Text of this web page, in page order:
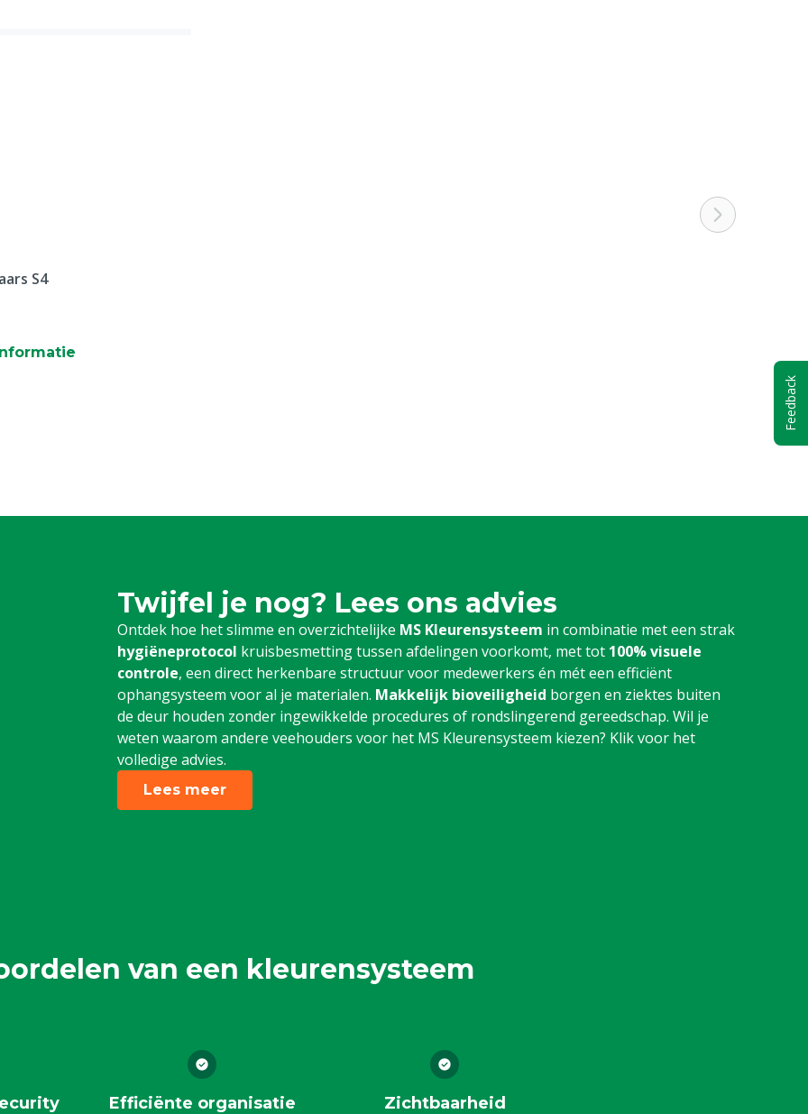
S4
Twijfel je nog? Lees ons advies
Ontdek hoe het slimme en overzichtelijke MS Kleurensysteem in combinatie met een strak
hygiëneprotocol kruisbesmetting tussen afdelingen voorkomt, met tot 100% visuele
controle, een direct herkenbare structuur voor medewerkers én mét een efficiënt
ophangsysteem voor al je materialen. Makkelijk bioveiligheid borgen en ziektes buiten
de deur houden zonder ingewikkelde procedures of rondslingerend gereedschap. Wil je
weten waarom andere veehouders voor het MS Kleurensysteem kiezen? Klik voor het
volledige advies.
Lees meer
van een kleurensysteem
Efficiënte organisatie
Zichtbaarheid
Feedback